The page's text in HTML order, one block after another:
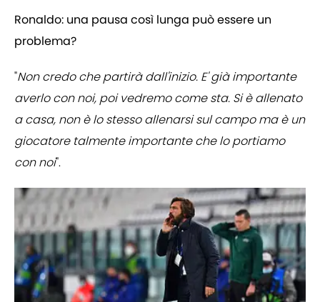
Ronaldo: una pausa così lunga può essere un
problema?
"Non credo che partirà dall'inizio. E' già importante
averlo con noi, poi vedremo come sta. Si è allenato
a casa, non è lo stesso allenarsi sul campo ma è un
giocatore talmente importante che lo portiamo
con noi".